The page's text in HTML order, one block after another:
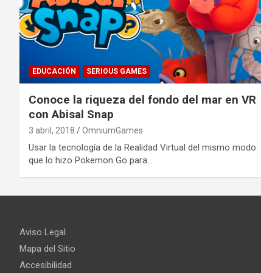
EDUCACIÓN SERIOUS GAMES
Conoce la riqueza del fondo del mar en VR
con Abisal Snap
3 abril, 2018 OmniumGames
Usar la tecnología de la Realidad Virtual del mismo modo
que lo hizo Pokemon Go para…
Aviso Legal
Mapa del Sitio
Accesibilidad